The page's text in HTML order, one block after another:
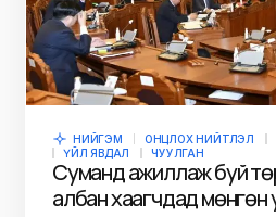
НИЙГЭМ ОНЦЛОХ НИЙТЛЭЛ
ҮЙЛ ЯВДАЛ
ЧУУЛГАН
Суманд ажиллаж буй
албан хаагчдад